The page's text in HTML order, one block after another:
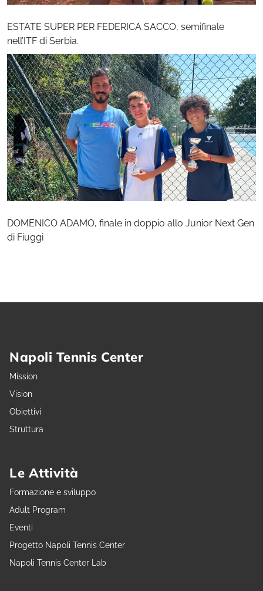
ESTATE SUPER PER FEDERICA SACCO, semifinale
nell’ITF di Serbia.
DOMENICO ADAMO, finale in doppio allo Junior Next Gen
di Fiuggi
Napoli Tennis Center
Mission
Vision
Obiettivi
Struttura
Le Attività
Formazione e sviluppo
Adult Program
Eventi
Progetto Napoli Tennis Center
Napoli Tennis Center Lab